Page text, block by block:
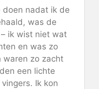
nadat ik de
was de
ik wist niet wat
en was zo
waren zo zacht
een lichte
Ik kon